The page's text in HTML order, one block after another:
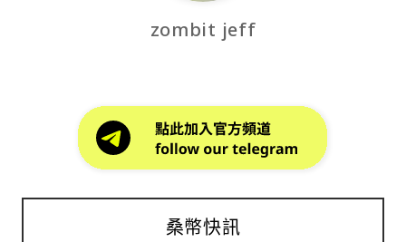
zombit jeff
桑幣快訊